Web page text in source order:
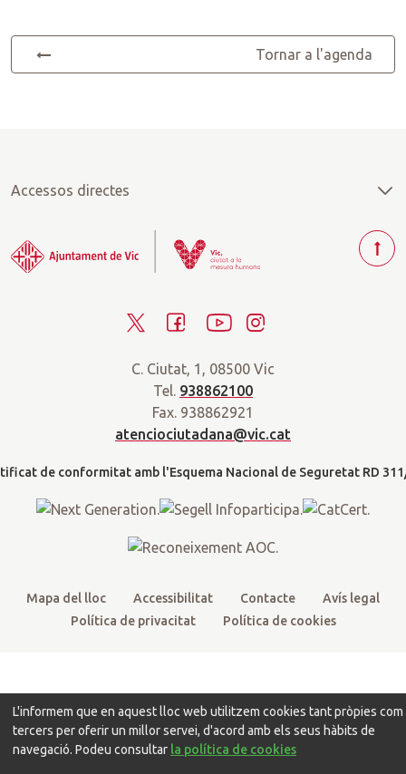
Tornar a l'agenda
Accessos directes
i
t
t
c
e
b
o
k
Y
u
t
u
s
a
a
m
C. Ciutat, 1, 08500 Vic
Tel. 938862100
Fax. 938862921
atenciociutadana@vic.cat
Mapa del lloc Accessibilitat Contacte
Avís legal
Política de privacitat
Política de cookies
T
t
L'informem que en aquest lloc web utilitzem cookies tant pròpies com
tercers per oferir un millor servei, d'acord amb els seus hàbits de
navegació. Podeu consultar la política de cookies